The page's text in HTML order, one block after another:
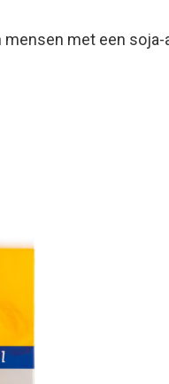
met een soja-